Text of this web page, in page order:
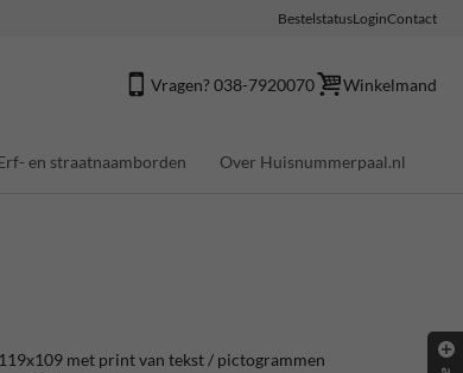
BestelstatusLoginContact
Vragen? 038-7920070 Winkelmand
en straatnaamborden Over Huisnummerpaal.nl
met print van tekst / pictogrammen